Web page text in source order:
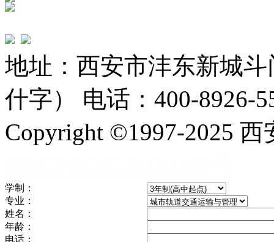
地址：西安市沣东新城
什字） 电话：400-8926-
Copyright ©1997-2025
学制：
专业：
姓名：
年龄：
电话：